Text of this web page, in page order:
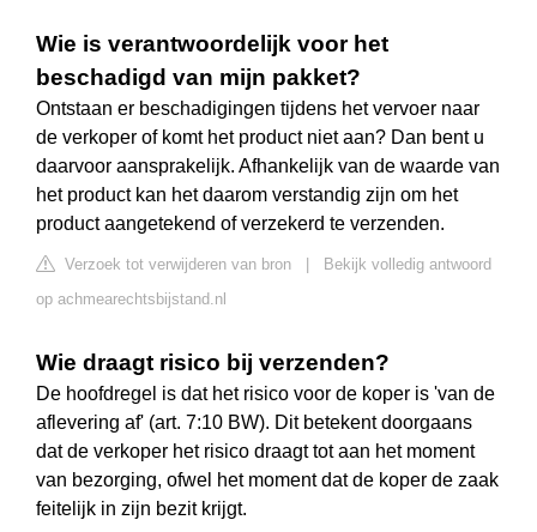
Wie is verantwoordelijk voor het
beschadigd van mijn pakket?
Ontstaan er beschadigingen tijdens het vervoer naar
de verkoper of komt het product niet aan? Dan bent u
daarvoor aansprakelijk. Afhankelijk van de waarde van
het product kan het daarom verstandig zijn om het
product aangetekend of verzekerd te verzenden.
Verzoek tot verwijderen van bron
Bekijk volledig antwoord
op achmearechtsbijstand.nl
Wie draagt risico bij verzenden?
De hoofdregel is dat het risico voor de koper is 'van de
aflevering af' (art. 7:10 BW). Dit betekent doorgaans
dat de verkoper het risico draagt tot aan het moment
van bezorging, ofwel het moment dat de koper de zaak
feitelijk in zijn bezit krijgt.